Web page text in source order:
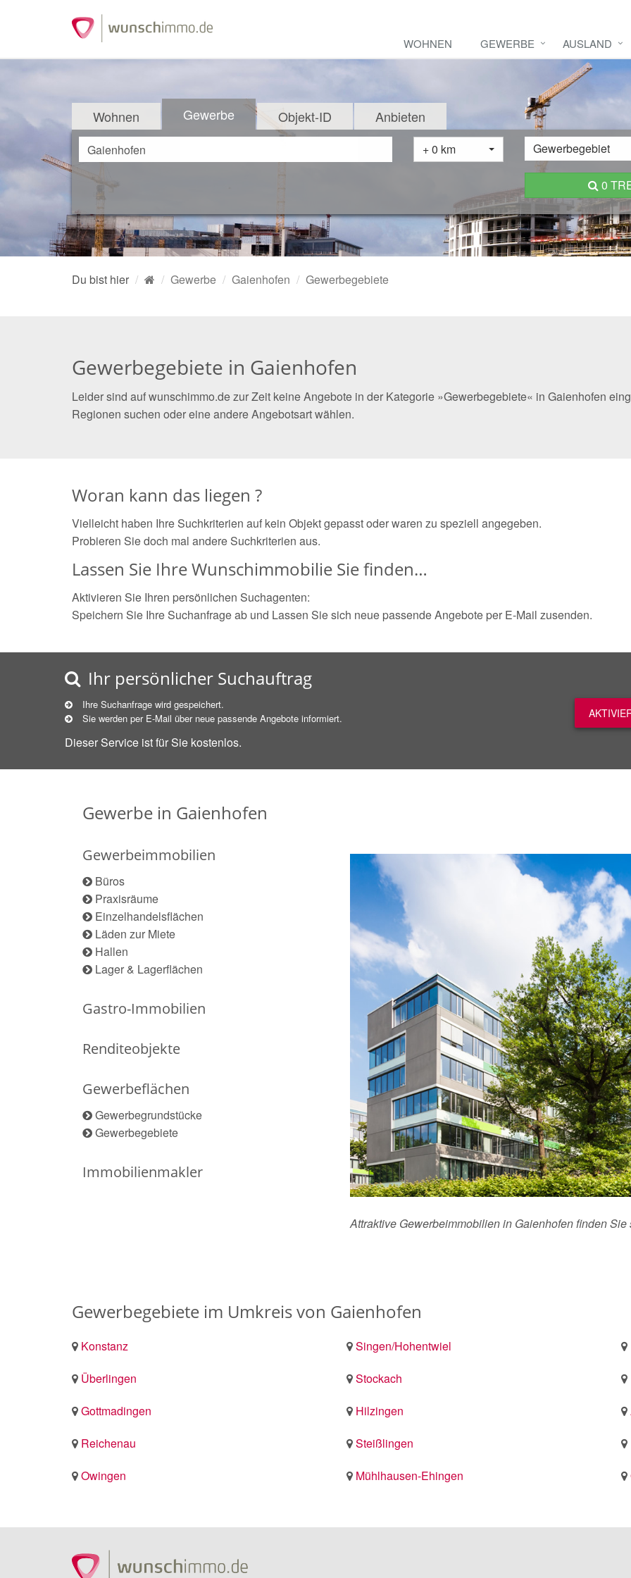
WOHNEN GEWERBE AUSLAND
Wohnen Gewerbe Objekt-ID Anbieten
+ 0 km Gewerbegebiet
0
Du bist hier Gewerbe Gaienhofen Gewerbegebiete
Gewerbegebiete in Gaienhofen
Leider sind auf wunschimmo.de zur Zeit keine Angebote in der Kategorie »Gewerbegebiete« in Gaienhofen
Regionen suchen oder eine andere Angebotsart wählen.
Woran kann das liegen ?
Vielleicht haben Ihre Suchkriterien auf kein Objekt gepasst oder waren zu speziell angegeben.
Probieren Sie doch mal andere Suchkriterien aus.
Lassen Sie Ihre Wunschimmobilie Sie finden…
Aktivieren Sie Ihren persönlichen Suchagenten:
Speichern Sie Ihre Suchanfrage ab und Lassen Sie sich neue passende Angebote per E-Mail zusenden.
Ihr persönlicher Suchauftrag
Ihre Suchanfrage wird gespeichert.
Sie werden per E-Mail über neue passende Angebote informiert.
Dieser Service ist für Sie kostenlos.
Gewerbe in Gaienhofen
Gewerbeimmobilien
Büros
Praxisräume
Einzelhandelsflächen
Läden zur Miete
Hallen
Lager & Lagerflächen
Gastro-Immobilien
Renditeobjekte
Gewerbeflächen
Gewerbegrundstücke
Gewerbegebiete
Immobilienmakler
Attraktive Gewerbeimmobilien in Gaienhofen finden
Gewerbegebiete im Umkreis von Gaienhofen
Konstanz Singen/Hohentwiel
Überlingen
Stockach
Gottmadingen
Hilzingen
Reichenau
Steißlingen
Owingen
Mühlhausen-Ehingen